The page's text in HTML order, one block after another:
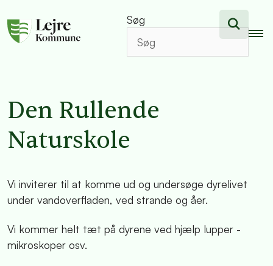
Søg
Den Rullende
Naturskole
Vi inviterer til at komme ud og undersøge dyrelivet
under vandoverfladen, ved strande og åer.
Vi kommer helt tæt på dyrene ved hjælp lupper -
mikroskoper osv.